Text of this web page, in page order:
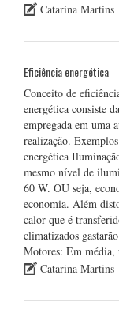
Catarina Martins
Eficiência energética
Conceito de
energética consiste
empregada em uma
realização.
energética
mesmo nível de
60 W. OU seja,
economia. Além
calor que é
climatizados
Motores: Em
Catarina Martins